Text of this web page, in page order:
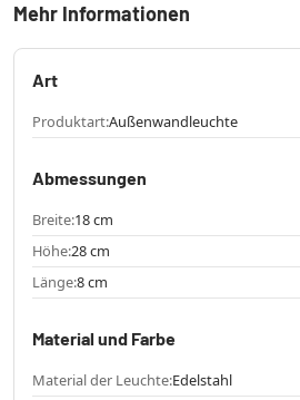
Mehr Informationen
Art
Produktart:Außenwandleuchte
Abmessungen
Breite:18 cm
Höhe:28 cm
Länge:8 cm
Material und Farbe
Material der Leuchte:Edelstahl